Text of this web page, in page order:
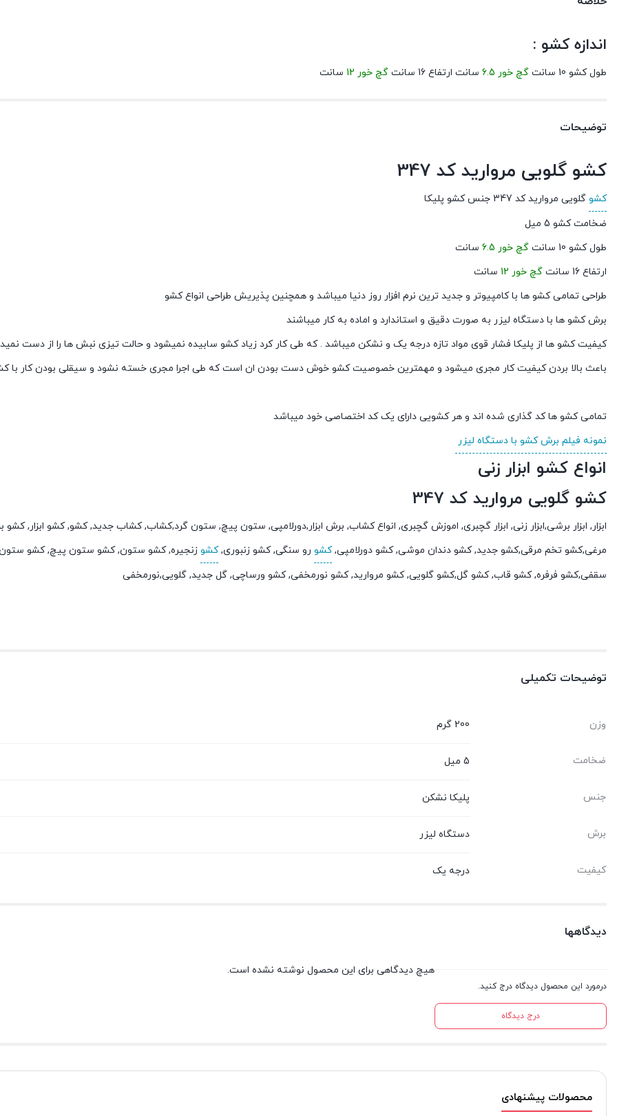
اندازه کشو :
طول کشو 10 سانت گچ خور 6.5 سانت ارتفاع 16 سانت گچ خور 12 سانت
توضیحات
کشو گلویی مروارید کد 347
کشو گلویی مروارید کد 347 جنس کشو پلیکا
ضخامت کشو 5 میل
طول کشو 10 سانت
گچ خور 6.5
سانت
ارتفاع 16 سانت
گچ خور 12
سانت
طراحی تمامی کشو ها با کامپیوتر و جدید ترین نرم افزار روز دنیا میباشد و همچنین پذیریش طراحی انواع کشو
برش کشو ها با دستگاه لیزر به صورت دقیق و استاندارد و اماده به کار میباشند
کیفیت کشو ها از پلیکا فشار قوی مواد تازه درجه یک و نشکن میباشد . که طی کار کرد زیاد کشو سابیده نمیشود و حالت تیزی نبش ها را از دست
باعث بالا بردن کیفیت کار مجری میشود و مهمترین خصوصیت کشو خوش دست بودن ان است که طی اجرا مجری خسته نشود و سیقلی بودن کار با
تمامی کشو ها کد گذاری شده اند و هر کشویی دارای یک کد اختصاصی خود میباشد
نمونه فیلم برش کشو با دستگاه لیزر
انواع کشو ابزار زنی
کشو گلویی مروارید کد 347
ابزار, ابزار برشی,ابزار زنی, ابزار گچبری, اموزش گچبری, انواع کشاب, برش ابزار,دورلامپی, ستون پیچ, ستون گرد,کشاب, کشاب جدید, کشو, کشو ابزار,
مرغی,کشو تخم مرقی,کشو جدید, کشو دندان موشی, کشو دورلامپی,کشو رو سنگی, کشو زنبوری,کشو زنجیره, کشو ستون, کشو ستون پیچ, کشو
سقفی,کشو فرفره, کشو قاب, کشو گل,کشو گلویی, کشو مروارید, کشو نورمخفی, کشو ورساچی, گل جدید, گلویی,نورمخفی
توضیحات تکمیلی
وزن 200 گرم
ضخامت 5 میل
جنس پلیکا نشکن
برش دستگاه لیزر
کیفیت درجه یک
دیدگاهها
درمورد این محصول دیدگاه درج کنید.
درج دیدگاه
هیچ دیدگاهی برای این محصول نوشته نشده است.
محصولات پیشنهادی